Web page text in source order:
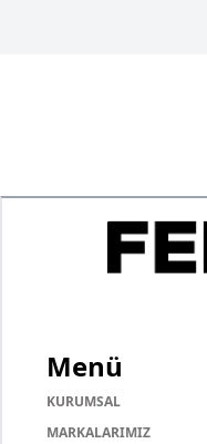
Menü
KURUMSAL
MARKALARIMIZ